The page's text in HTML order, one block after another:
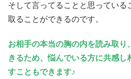
そして言ってることと思っている
取ることができるのです。
お相手の本当の胸の内を読み取り
きるため、悩んでいる方に共感し
すこともできます♪